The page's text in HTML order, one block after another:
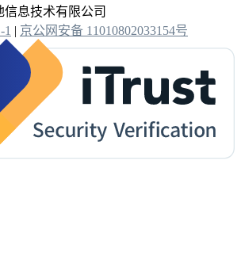
息技术有限公司
1 | 京公网安备 11010802033154号